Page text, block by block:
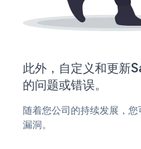
此外，自定义和更新
的问题或错误。
随着您公司的持续发展，
漏洞。